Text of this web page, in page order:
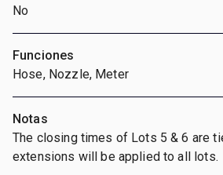
No
Funciones
Hose, Nozzle, Meter
Notas
The closing times of Lots 5 & 6 are
extensions will be applied to all lots.